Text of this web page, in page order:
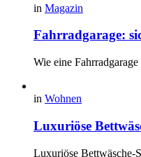
in Magazin
Fahrradgarage:
Wie eine
in Wohnen
Luxuriöse
Luxuriöse Bettwäsche-